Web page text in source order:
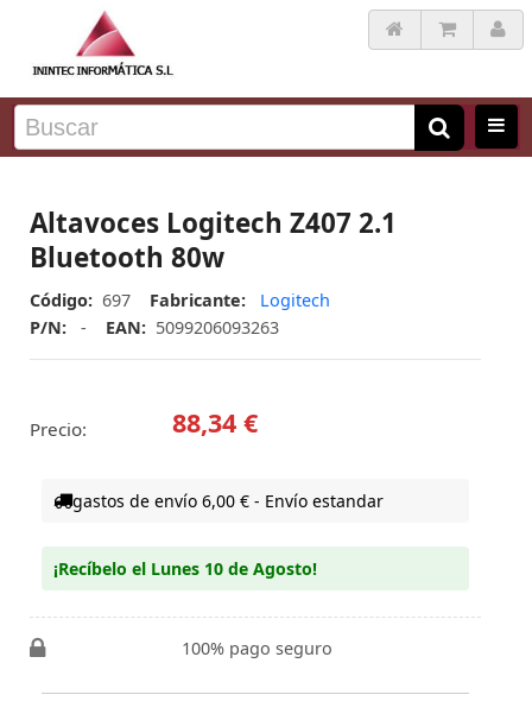
Altavoces Logitech Z407 2.1
Bluetooth 80w
Código: 697 Fabricante:
Logitech
P/N:
- EAN: 5099206093263
Precio: 88,34 €
gastos de envío 6,00 € - Envío estandar
¡Recíbelo el Lunes 10 de Agosto!
100% pago seguro